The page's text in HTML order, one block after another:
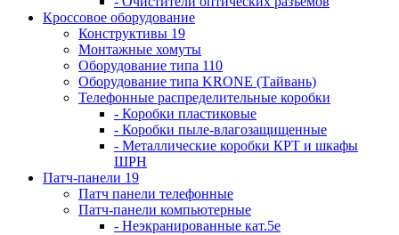
Кроссовое оборудование
Конструктивы 19
Монтажные хомуты
Оборудование типа 110
Оборудование типа KRONE (Тайвань)
Телефонные распределительные коробки
- Коробки пластиковые
- Коробки пыле-влагозащищенные
- Металлические коробки КРТ и шкафы
ШРН
Патч-панели 19
Патч панели телефонные
Патч-панели компьютерные
- Неэкранированные кат.5е